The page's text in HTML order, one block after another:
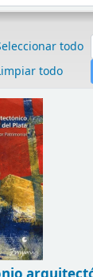
todo
todo